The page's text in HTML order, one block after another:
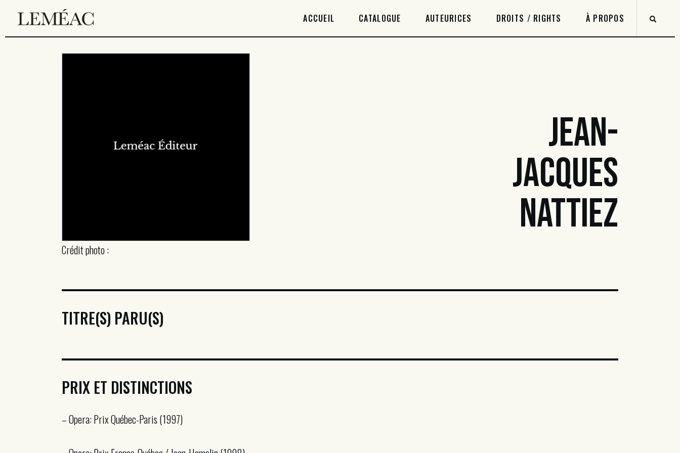
ACCUEIL CATALOGUE AUTEURICES DROITS / RIGHTS À PROPOS
CATALOGUE
Crédit photo :
JEAN-
JACQUES
NATTIEZ
TITRE(S) PARU(S)
PRIX ET DISTINCTIONS
– Opera: Prix Québec-Paris (1997)